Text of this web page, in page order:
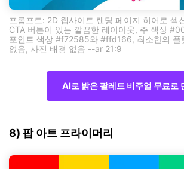
프롬프트: 2D 웹사이트 랜딩 페이지 히어로 섹
CTA 버튼이 있는 깔끔한 레이아웃, 주 색상
포인트 색상 #f72585와 #ffd166, 최소한의 플
없음, 사진 배경 없음 --ar 21:9
AI로 밝은 팔레트 비주얼 무료로
8) 팝 아트 프라이머리